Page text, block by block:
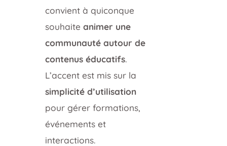
convient à quiconque
souhaiteanimer une
communauté autour de
contenus éducatifs.
L’accent est mis sur la
simplicité d’utilisation
pour gérer formations,
événements et
interactions.